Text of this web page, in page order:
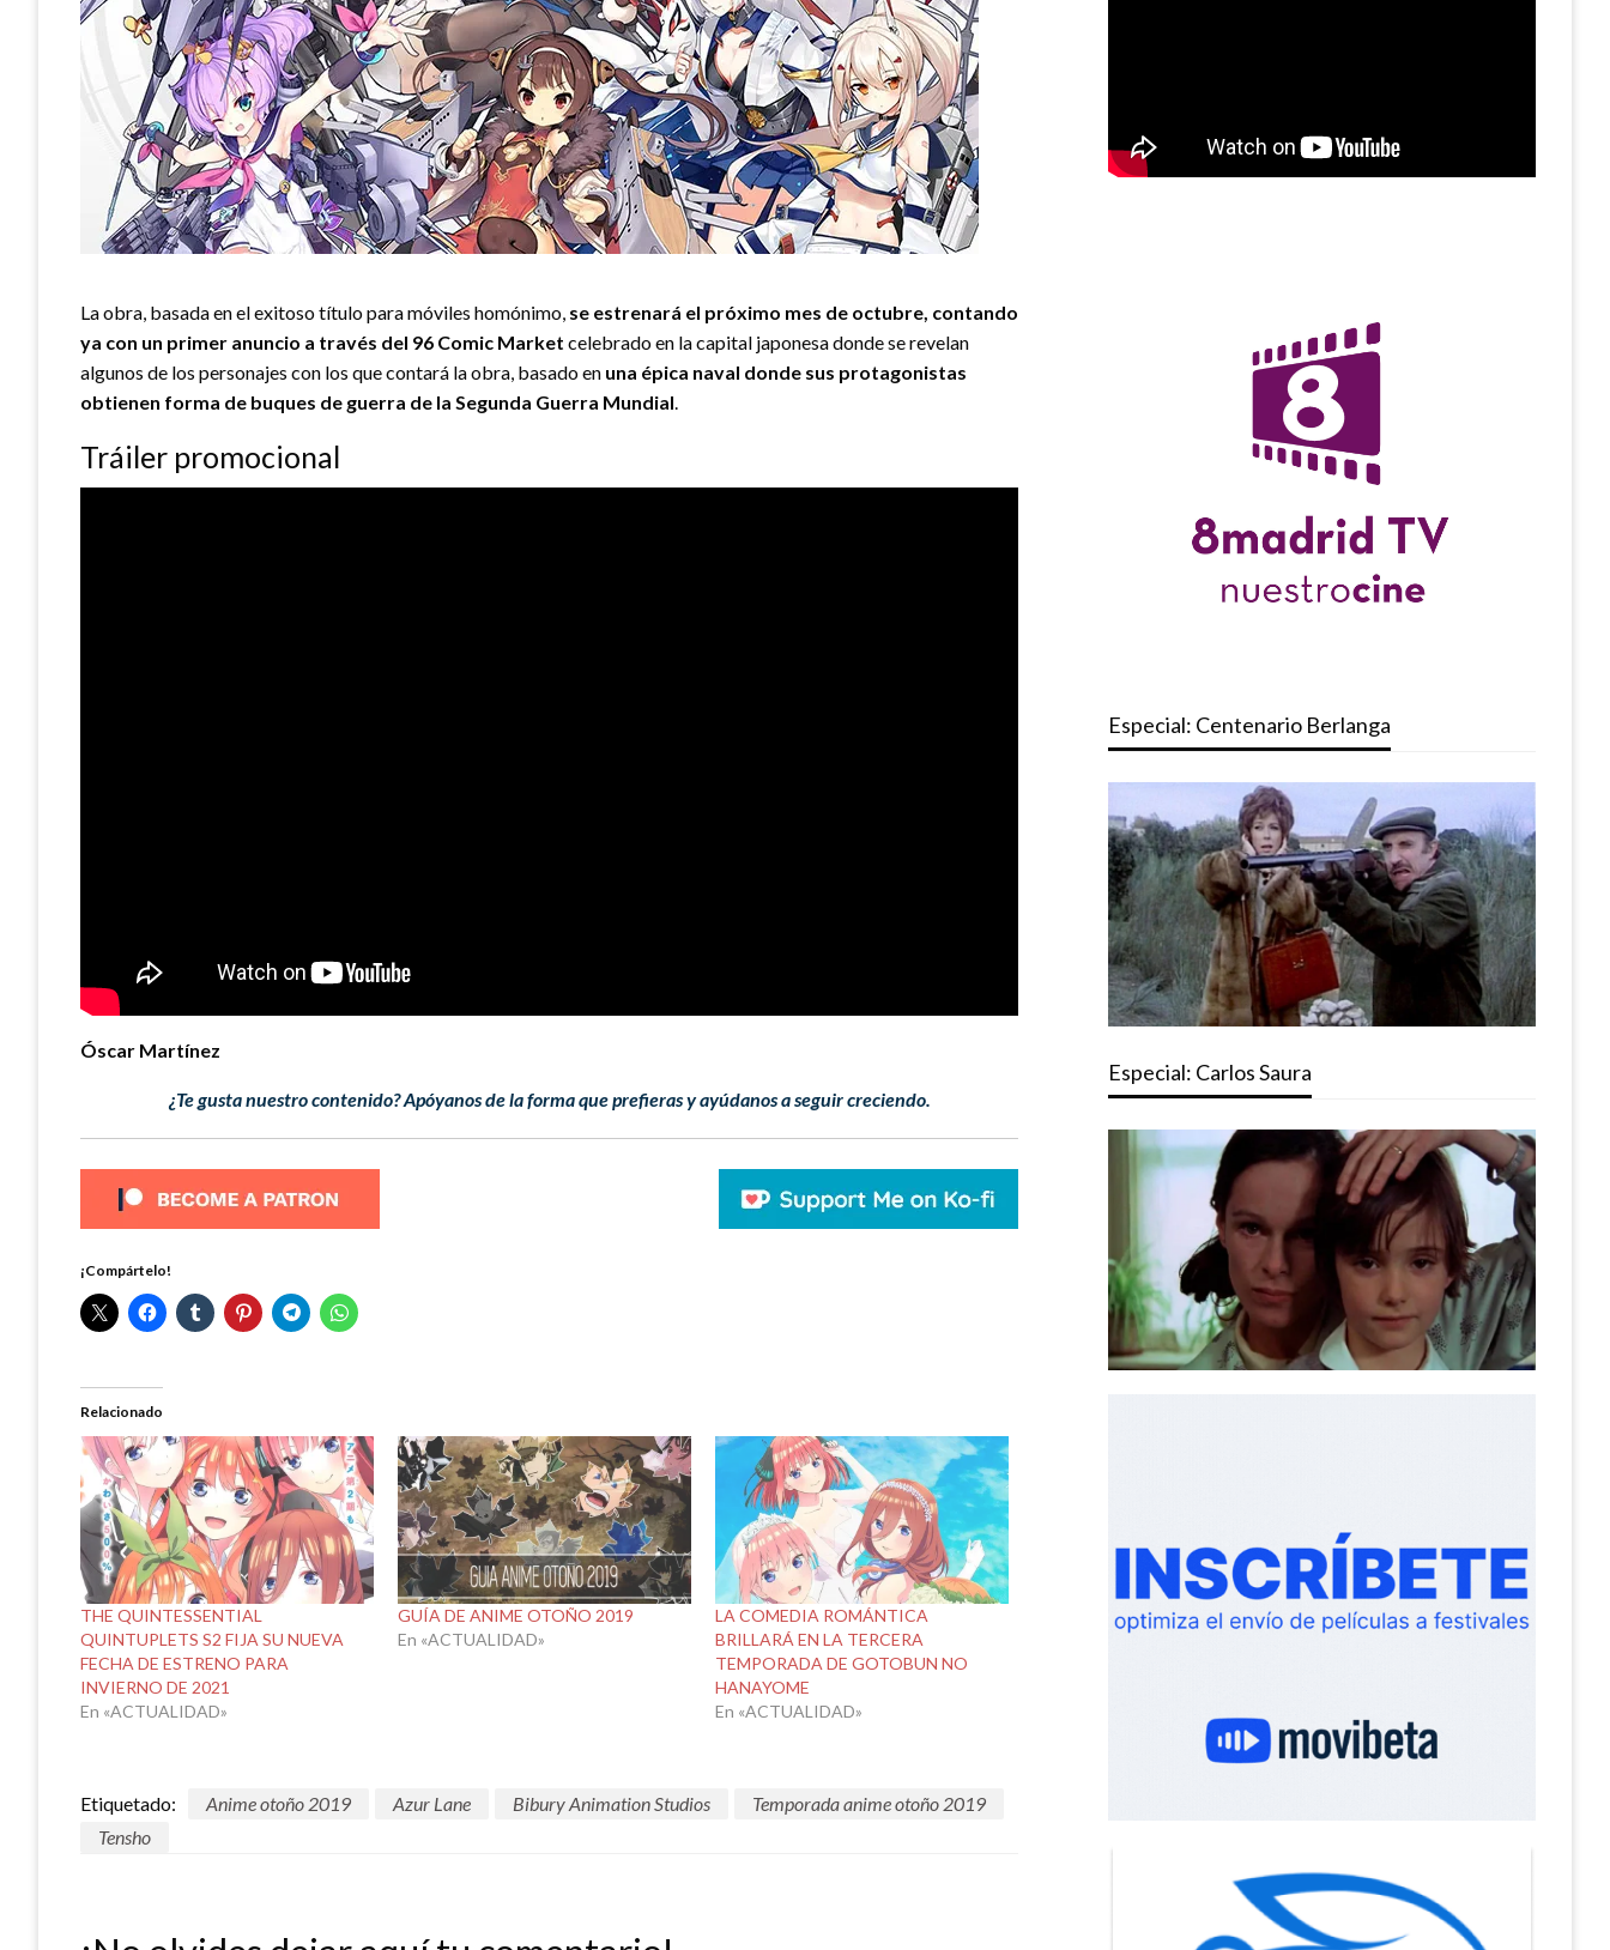
La obra, basada en el exitoso título para móviles homónimo, se estrenará el próximo mes de octubre, contando
ya con un primer anuncio a través del 96 Comic Market celebrado en la capital japonesa donde se revelan
algunos de los personajes con los que contará la obra, basado en una épica naval donde sus protagonistas
obtienen forma de buques de guerra de la Segunda Guerra Mundial.
Tráiler promocional
Óscar Martínez
¿Te gusta nuestro contenido? Apóyanos de la forma que prefieras y ayúdanos a seguir creciendo.
¡Compártelo!
Relacionado
THE QUINTESSENTIAL
QUINTUPLETS S2 FIJA SU NUEVA
FECHA DE ESTRENO PARA
INVIERNO DE 2021
En «ACTUALIDAD»
GUÍA DE ANIME OTOÑO 2019
En «ACTUALIDAD»
LA COMEDIA ROMÁNTICA
BRILLARÁ EN LA TERCERA
TEMPORADA DE GOTOBUN NO
HANAYOME
En «ACTUALIDAD»
Etiquetado: Anime otoño 2019 Azur Lane Bibury Animation Studios
Temporada anime otoño 2019
Tensho
Especial: Centenario Berlanga
Especial: Carlos Saura